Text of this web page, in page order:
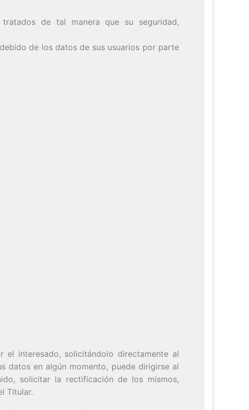
de tal manera que su seguridad,
de los datos de sus usuarios por parte
interesado, solicitándolo directamente al
datos en algún momento, puede dirigirse al
solicitar la rectificación de los mismos,
Titular.